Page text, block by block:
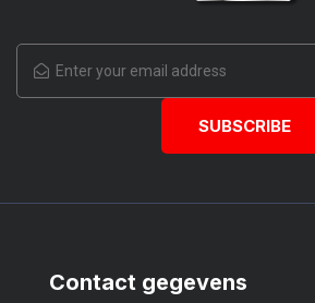
Contact gegevens